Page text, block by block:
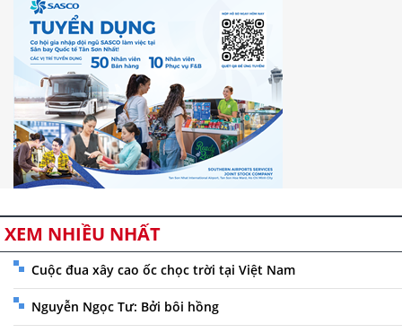
XEM NHIỀU NHẤT
Cuộc đua xây cao ốc chọc trời tại Việt Nam
Nguyễn Ngọc Tư: Bởi bôi hồng